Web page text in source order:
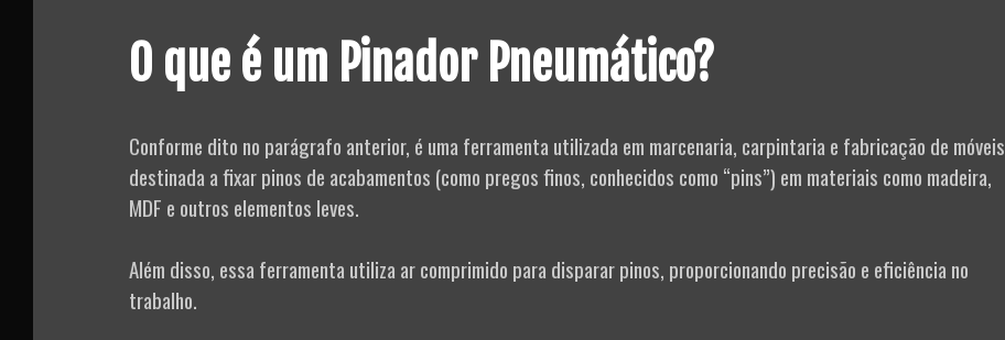
O que é um Pinador Pneumático?
Conforme dito no parágrafo anterior, é uma ferramenta utilizada em marcenaria, carpintaria e fabricação de móveis,
destinada a fixar pinos de acabamentos (como pregos finos, conhecidos como “pins”) em materiais como madeira,
MDF e outros elementos leves.
Além disso, essa ferramenta utiliza ar comprimido para disparar pinos, proporcionando precisão e eficiência no
trabalho.